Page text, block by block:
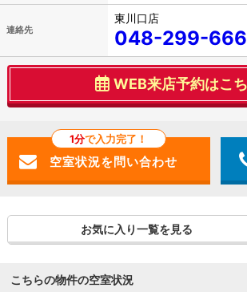
連絡先
東川口店
048-299-
WEB来店予約はこ
1分で入力完了！
お気に入り一覧を見る
こちらの物件の空室状況